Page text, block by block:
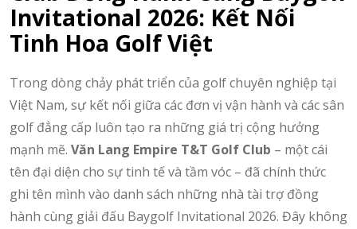
Invitational 2026: Kết Nối
Tinh Hoa Golf Việt
Trong dòng chảy phát triển của golf chuyên nghiệp tại
Việt Nam, sự kết nối giữa các đơn vị vận hành và các sân
golf đẳng cấp luôn tạo ra những giá trị cộng hưởng
mạnh mẽ. Văn Lang Empire T&T Golf Club – một cái
tên đại diện cho sự tinh tế và tầm vóc – đã chính thức
ghi tên mình vào danh sách những nhà tài trợ đồng
hành cùng giải đấu Baygolf Invitational 2026. Đây không